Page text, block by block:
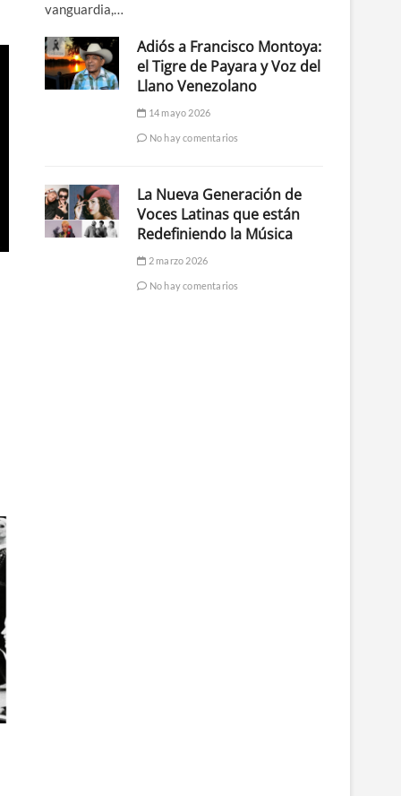
vanguardia,…
Adiós a Francisco Montoya:
el Tigre de Payara y Voz del
Llano Venezolano
14 mayo 2026
No hay comentarios
La Nueva Generación de
Voces Latinas que están
Redefiniendo la Música
2 marzo 2026
No hay comentarios